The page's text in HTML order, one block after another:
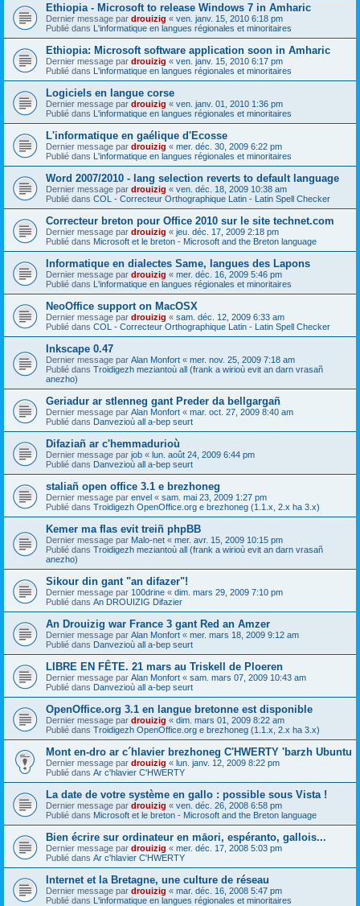
Ethiopia - Microsoft to release Windows 7 in Amharic
Dernier message par drouizig « ven. janv. 15, 2010 6:18 pm
Publié dans L'informatique en langues régionales et minoritaires
Ethiopia: Microsoft software application soon in Amharic
Dernier message par drouizig « ven. janv. 15, 2010 6:17 pm
Publié dans L'informatique en langues régionales et minoritaires
Logiciels en langue corse
Dernier message par drouizig « ven. janv. 01, 2010 1:36 pm
Publié dans L'informatique en langues régionales et minoritaires
L'informatique en gaélique d'Ecosse
Dernier message par drouizig « mer. déc. 30, 2009 6:22 pm
Publié dans L'informatique en langues régionales et minoritaires
Word 2007/2010 - lang selection reverts to default language
Dernier message par drouizig « ven. déc. 18, 2009 10:38 am
Publié dans COL - Correcteur Orthographique Latin - Latin Spell Checker
Correcteur breton pour Office 2010 sur le site technet.com
Dernier message par drouizig « jeu. déc. 17, 2009 2:18 pm
Publié dans Microsoft et le breton - Microsoft and the Breton language
Informatique en dialectes Same, langues des Lapons
Dernier message par drouizig « mer. déc. 16, 2009 5:46 pm
Publié dans L'informatique en langues régionales et minoritaires
NeoOffice support on MacOSX
Dernier message par drouizig « sam. déc. 12, 2009 6:33 am
Publié dans COL - Correcteur Orthographique Latin - Latin Spell Checker
Inkscape 0.47
Dernier message par Alan Monfort « mer. nov. 25, 2009 7:18 am
Publié dans Troidigezh meziantoù all (frank a wirioù evit an darn vrasañ
anezho)
Geriadur ar stlenneg gant Preder da bellgargañ
Dernier message par Alan Monfort « mar. oct. 27, 2009 8:40 am
Publié dans Danvezioù all a-bep seurt
Difaziañ ar c'hemmadurioù
Dernier message par job « lun. août 24, 2009 6:44 pm
Publié dans Danvezioù all a-bep seurt
staliañ open office 3.1 e brezhoneg
Dernier message par envel « sam. mai 23, 2009 1:27 pm
Publié dans Troidigezh OpenOffice.org e brezhoneg (1.1.x, 2.x ha 3.x)
Kemer ma flas evit treiñ phpBB
Dernier message par Malo-net « mer. avr. 15, 2009 10:15 pm
Publié dans Troidigezh meziantoù all (frank a wirioù evit an darn vrasañ
anezho)
Sikour din gant "an difazer"!
Dernier message par 100drine « dim. mars 29, 2009 7:10 pm
Publié dans An DROUIZIG Difazier
An Drouizig war France 3 gant Red an Amzer
Dernier message par Alan Monfort « mer. mars 18, 2009 9:12 am
Publié dans Danvezioù all a-bep seurt
LIBRE EN FÊTE. 21 mars au Triskell de Ploeren
Dernier message par Alan Monfort « sam. mars 07, 2009 10:43 am
Publié dans Danvezioù all a-bep seurt
OpenOffice.org 3.1 en langue bretonne est disponible
Dernier message par drouizig « dim. mars 01, 2009 8:22 am
Publié dans Troidigezh OpenOffice.org e brezhoneg (1.1.x, 2.x ha 3.x)
Mont en-dro ar c´hlavier brezhoneg C'HWERTY 'barzh Ubuntu
Dernier message par drouizig « lun. janv. 12, 2009 8:22 pm
Publié dans Ar c'hlavier C'HWERTY
La date de votre système en gallo : possible sous Vista !
Dernier message par drouizig « ven. déc. 26, 2008 6:58 pm
Publié dans Microsoft et le breton - Microsoft and the Breton language
Bien écrire sur ordinateur en māori, espéranto, gallois...
Dernier message par drouizig « mer. déc. 17, 2008 5:03 pm
Publié dans Ar c'hlavier C'HWERTY
Internet et la Bretagne, une culture de réseau
Dernier message par drouizig « mar. déc. 16, 2008 5:47 pm
Publié dans L'informatique en langues régionales et minoritaires